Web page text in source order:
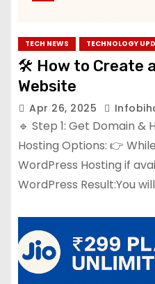
TECH NEWS TECHNOLOGY
🛠 How to Create
Website
Apr 26, 2025
🔹 Step 1: Get Domain &
Hosting Options: 👉
WordPress Hosting if
WordPress Result:You